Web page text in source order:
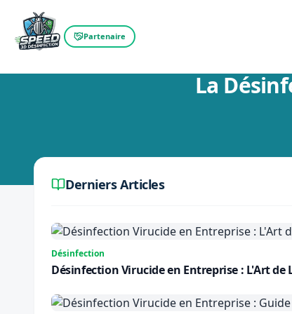
Partenaire
Retour au blog
La
Derniers Articles
Désinfection
Désinfection Virucide en Entreprise : L'Art